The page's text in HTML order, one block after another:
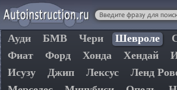
Ауди БМВ Чери Шевроле
Фиат
Форд Хонда Хендай
Исузу
Джип Лексус Ленд